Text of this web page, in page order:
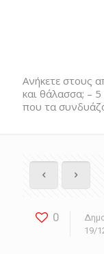
Ανήκετε στους
και θάλασσα; –
που τα
0
19/